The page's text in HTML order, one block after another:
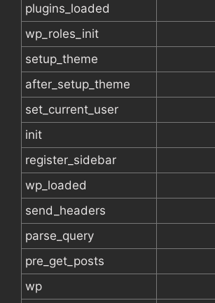
plugins_loaded
wp_roles_init
setup_theme
after_setup_theme
set_current_user
init
register_sidebar
wp_loaded
send_headers
parse_query
pre_get_posts
wp